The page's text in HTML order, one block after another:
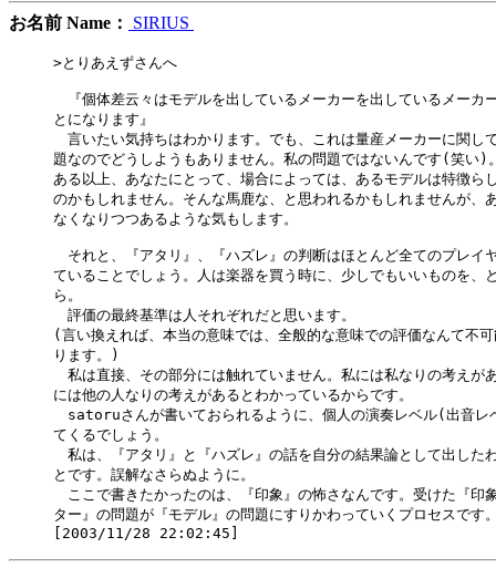
お名前 Name： SIRIUS
>とりあえずさんへ
『個体差云々はモデルを出しているメーカーを出しているメーカ
とになります』
言いたい気持ちはわかります。でも、これは量産メーカーに関し
題なのでどうしようもありません。私の問題ではないんです(笑い)
ある以上、あなたにとって、場合によっては、あるモデルは特徴ら
のかもしれません。そんな馬鹿な、と思われるかもしれませんが、
なくなりつつあるような気もします。
それと、『アタリ』、『ハズレ』の判断はほとんど全てのプレイ
ていることでしょう。人は楽器を買う時に、少しでもいいものを、
ら。
評価の最終基準は人それぞれだと思います。
(言い換えれば、本当の意味では、全般的な意味での評価なんて不
ります。)
私は直接、その部分には触れていません。私には私なりの考えが
には他の人なりの考えがあるとわかっているからです。
satoruさんが書いておられるように、個人の演奏レベル(出音レ
てくるでしょう。
私は、『アタリ』と『ハズレ』の話を自分の結果論として出した
とです。誤解なさらぬように。
ここで書きたかったのは、『印象』の怖さなんです。受けた『印
ター』の問題が『モデル』の問題にすりかわっていくプロセスです